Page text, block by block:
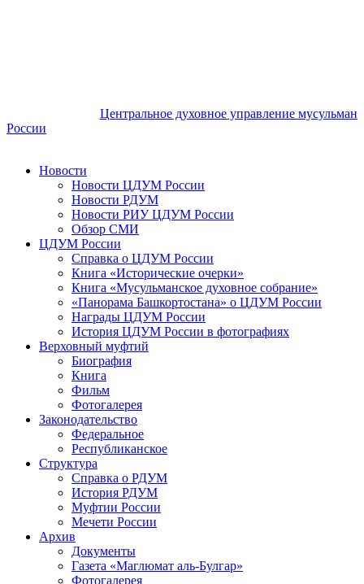
Центральное духовное управление мусульман
России
Новости
Новости ЦДУМ России
Новости РДУМ
Новости РИУ ЦДУМ России
Обзор СМИ
ЦДУМ России
Справка о ЦДУМ России
Книга «Исторические очерки»
Книга «Мусульманское духовное собрание»
«Панорама Башкортостана» о ЦДУМ России
Награды ЦДУМ России
История ЦДУМ России в фотографиях
Верховный муфтий
Биография
Книга
Фильм
Фотогалерея
Законодательство
Федеральное
Республиканское
Структура
Справка о РДУМ
История РДУМ
Муфтии России
Мечети России
Архив
Документы
Газета «Маглюмат аль-Булгар»
Фотогалерея